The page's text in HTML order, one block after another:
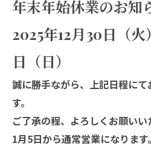
年末年始休業のお知
2025年12月30日（
日（日）
誠に勝手ながら、上記日程に
す。
ご了承の程、よろしくお願いい
1月5日から通常営業になりま